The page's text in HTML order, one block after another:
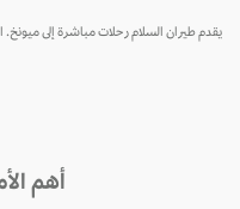
يقدم طيران السلام رحلات مباشرة إلى ميونخ.
أهم